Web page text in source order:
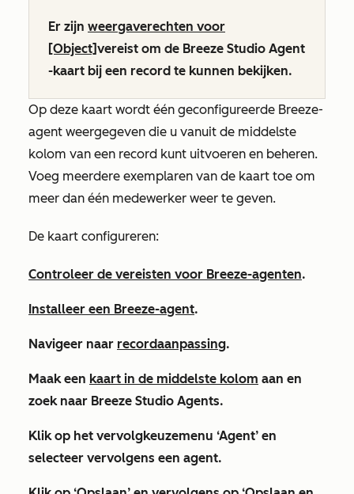
Er zijn weergaverechten voor
[Object]vereist om de Breeze Studio Agent
-kaart bij een record te kunnen bekijken.
Op deze kaart wordt één geconfigureerde Breeze-
agent weergegeven die u vanuit de middelste
kolom van een record kunt uitvoeren en beheren.
Voeg meerdere exemplaren van de kaart toe om
meer dan één medewerker weer te geven.
De kaart configureren:
Controleer de vereisten voor Breeze-agenten.
Installeer een Breeze-agent.
Navigeer naar recordaanpassing.
Maak een kaart in de middelste kolom aan en
zoek naar Breeze Studio Agents.
Klik op het vervolgkeuzemenu ‘Agent’ en
selecteer vervolgens een agent.